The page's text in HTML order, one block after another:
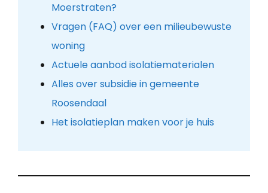
Moerstraten?
Vragen (FAQ) over een milieubewuste
woning
Actuele aanbod isolatiematerialen
Alles over subsidie in gemeente
Roosendaal
Het isolatieplan maken voor je huis